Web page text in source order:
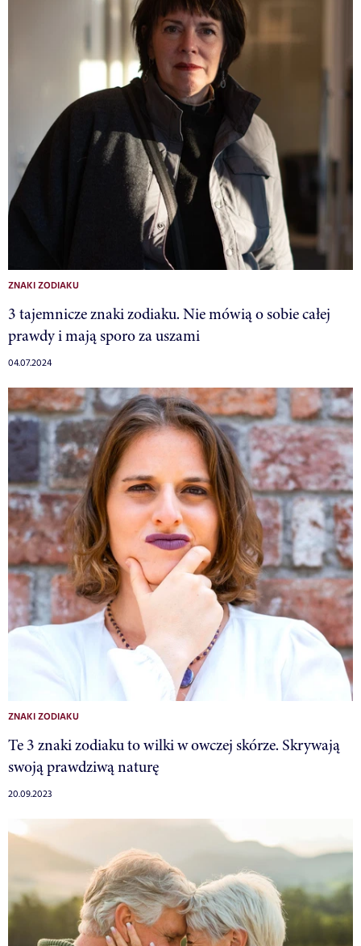
ZNAKI ZODIAKU
3 tajemnicze znaki zodiaku. Nie mówią o sobie całej
prawdy i mają sporo za uszami
04.07.2024
ZNAKI ZODIAKU
Te 3 znaki zodiaku to wilki w owczej skórze. Skrywają
swoją prawdziwą naturę
20.09.2023